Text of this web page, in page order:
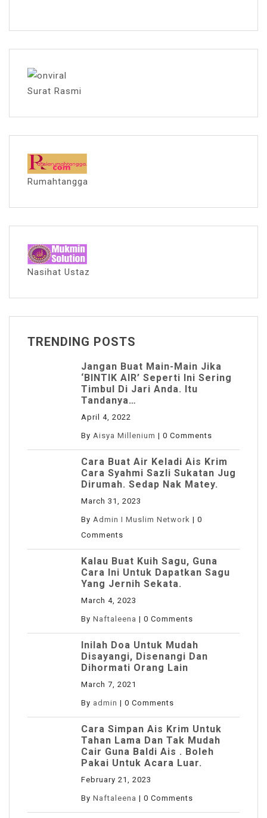
Surat Rasmi
Rumahtangga
Nasihat Ustaz
TRENDING POSTS
Jangan Buat Main-Main Jika
‘BINTIK AIR’ Seperti Ini Sering
Timbul Di Jari Anda. Itu
Tandanya…
April 4, 2022
By Aisya Millenium | 0 Comments
Cara Buat Air Keladi Ais Krim
Cara Syahmi Sazli Sukatan Jug
Dirumah. Sedap Nak Matey.
March 31, 2023
By Admin I Muslim Network | 0
Comments
Kalau Buat Kuih Sagu, Guna
Cara Ini Untuk Dapatkan Sagu
Yang Jernih Sekata.
March 4, 2023
By Naftaleena | 0 Comments
Inilah Doa Untuk Mudah
Disayangi, Disenangi Dan
Dihormati Orang Lain
March 7, 2021
By admin | 0 Comments
Cara Simpan Ais Krim Untuk
Tahan Lama Dan Tak Mudah
Cair Guna Baldi Ais . Boleh
Pakai Untuk Acara Luar.
February 21, 2023
By Naftaleena | 0 Comments